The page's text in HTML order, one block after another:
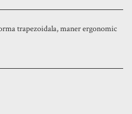
trapezoidala, maner ergonomic